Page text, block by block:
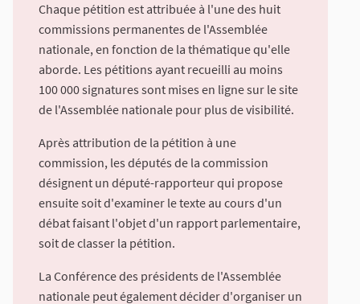
Chaque pétition est attribuée à l'une des huit
commissions permanentes de l'Assemblée
nationale, en fonction de la thématique qu'elle
aborde. Les pétitions ayant recueilli au moins
100 000 signatures sont mises en ligne sur le site
de l'Assemblée nationale pour plus de visibilité.
Après attribution de la pétition à une
commission, les députés de la commission
désignent un député-rapporteur qui propose
ensuite soit d'examiner le texte au cours d'un
débat faisant l'objet d'un rapport parlementaire,
soit de classer la pétition.
La Conférence des présidents de l'Assemblée
nationale peut également décider d'organiser un